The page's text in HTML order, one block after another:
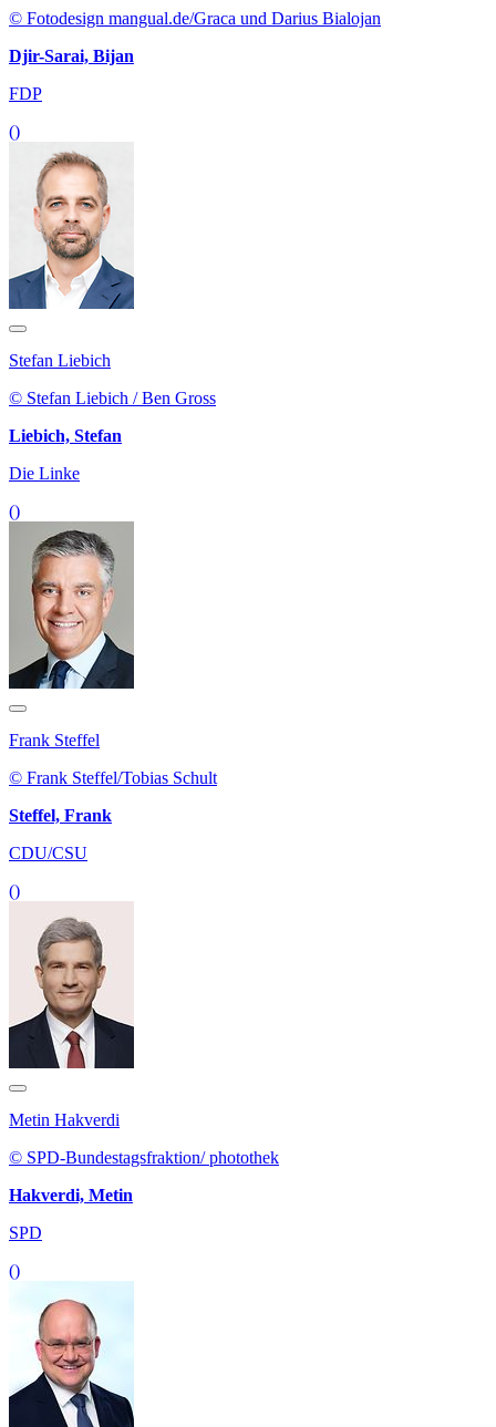
© Fotodesign mangual.de/Graca und Darius Bialojan
Djir-Sarai, Bijan
FDP
()
Stefan Liebich
© Stefan Liebich / Ben Gross
Liebich, Stefan
Die Linke
()
Frank Steffel
© Frank Steffel/Tobias Schult
Steffel, Frank
CDU/CSU
()
Metin Hakverdi
© SPD-Bundestagsfraktion/ photothek
Hakverdi, Metin
SPD
()